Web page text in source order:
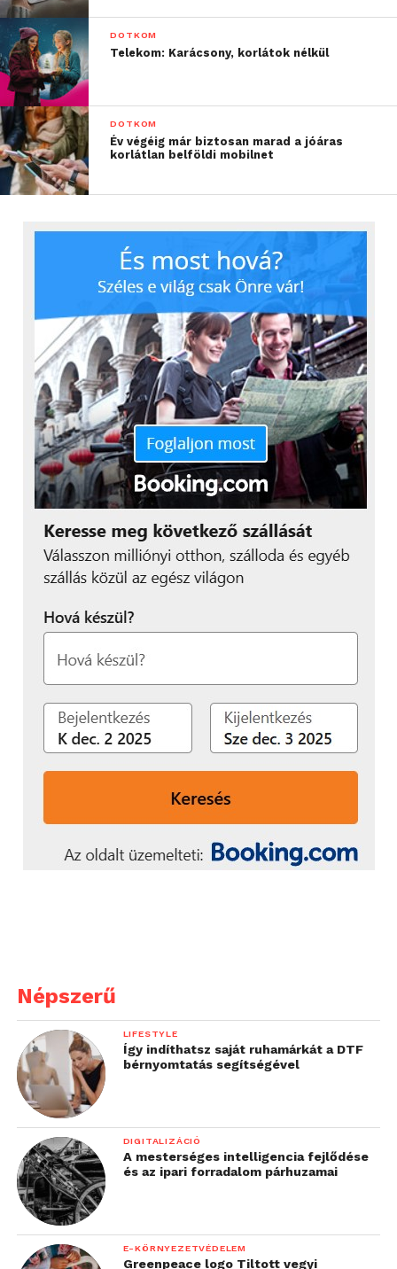
DOTKOM
Telekom: Karácsony, korlátok nélkül
DOTKOM
Év végéig már biztosan marad a jóáras
korlátlan belföldi mobilnet
Népszerű
LIFESTYLE
Így indíthatsz saját ruhamárkát a DTF
bérnyomtatás segítségével
DIGITALIZÁCIÓ
A mesterséges intelligencia fejlődése
és az ipari forradalom párhuzamai
E-KÖRNYEZETVÉDELEM
Greenpeace logo Tiltott vegyi